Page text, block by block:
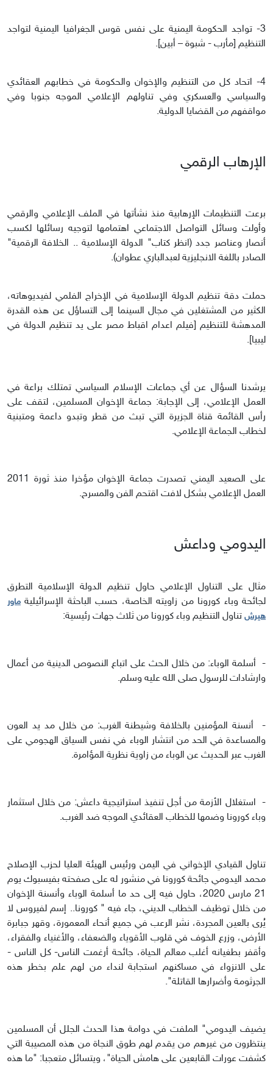
3- تواجد الحكومة اليمنية على نفس قوس الجغرافيا اليمنية لتواجد
التنظيم [مأرب - شبوة – أبين].
4- اتحاد كل من التنظيم والإخوان والحكومة في خطابهم العقائدي
والسياسي والعسكري وفي تناولهم الإعلامي الموجه جنوبا وفي
مواقفهم من القضايا الدولية.
الإرهاب الرقمي
برعت التنظيمات الإرهابية منذ نشأتها في الملف الإعلامي والرقمي
وأولت وسائل التواصل الاجتماعي اهتمامها لتوجيه رسائلها لكسب
أنصار وعناصر جدد (انظر كتاب" الدولة الإسلامية .. الخلافة الرقمية"
الصادر باللغة الانجليزية لعبدالباري عطوان).
حملت دقة تنظيم الدولة الإسلامية في الإخراج الفلمي لفيديوهاته،
الكثير من المشتغلين في مجال السينما إلى التساؤل عن هذه القدرة
المدهشة للتنظيم [فيلم اعدام اقباط مصر على يد تنظيم الدولة في
ليبيا].
يرشدنا السؤال عن أي جماعات الإسلام السياسي تمتلك براعة في
العمل الإعلامي، إلى الإجابة: جماعة الإخوان المسلمين، لتقف على
رأس القائمة قناة الجزيرة التي تبث من قطر وتبدو داعمة ومتبنية
لخطاب الجماعة الإعلامي.
على الصعيد اليمني تصدرت جماعة الإخوان مؤخرا منذ ثورة 2011
العمل الإعلامي بشكل لافت اقتحم الفن والمسرح.
اليدومي وداعش
مثال على التناول الإعلامي حاول تنظيم الدولة الإسلامية التطرق
لجائحة وباء كورونا من زاويته الخاصة، حسب الباحثة الإسرائيلية ماور
هيرش تناول التنظيم وباء كورونا من ثلاث جهات رئيسية:
- أسلمة الوباء: من خلال الحث على اتباع النصوص الدينية من أعمال
وارشادات للرسول صلى الله عليه وسلم.
- أنسنة المؤمنين بالخلافة وشيطنة الغرب: من خلال مد يد العون
والمساعدة في الحد من انتشار الوباء في نفس السياق الهجومي على
الغرب عبر الحديث عن الوباء من زاوية نظرية المؤامرة.
- استغلال الأزمة من أجل تنفيذ استراتيجية داعش: من خلال استثمار
وباء كورونا وضمها للخطاب العقائدي الموجه ضد الغرب.
تناول القيادي الإخواني في اليمن ورئيس الهيئة العليا لحزب الإصلاح
محمد اليدومي جائحة كورونا في منشور له على صفحته بفيسبوك يوم
21 مارس 2020، حاول فيه إلى حد ما أسلمة الوباء وأنسنة الإخوان
من خلال توظيف الخطاب الديني، جاء فيه " كورونا.. إسم لفيروس لا
يُرى بالعين المجردة، نشر الرعب في جميع أنحاء المعمورة، وقهر جبابرة
الأرض، وزرع الخوف في قلوب الأقوياء والضعفاء، والأغنياء والفقراء،
وأقفر بطغيانه أغلب معالم الحياة، جائحة أرغمت الناس- كل الناس -
على الانزواء في مساكنهم استجابة لنداء من لهم علم بخطر هذه
الجرثومة وأضرارها القاتلة".
يضيف اليدومي" الملفت في دوامة هذا الحدث الجلل أن المسلمين
ينتظرون من غيرهم من يقدم لهم طوق النجاة من هذه المصيبة التي
كشفت عورات القابعين على هامش الحياة"، ويتسائل متعجبا: "ما هذه